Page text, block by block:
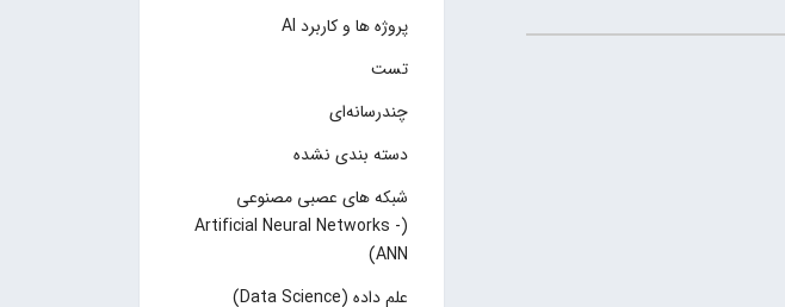
پروژه ها و کاربرد AI
تست
چند‌‌رسانه‌ای
دسته بندی نشده
شبکه های عصبی مصنوعی
(Artificial Neural Networks -
ANN)
علم داده (Data Science)